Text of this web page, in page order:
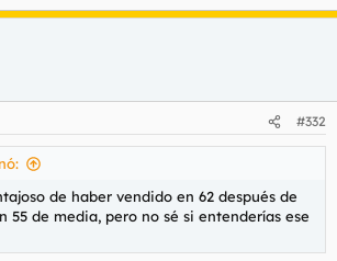
#332
de haber vendido en 62 después de
55 de media, pero no sé si entenderías ese